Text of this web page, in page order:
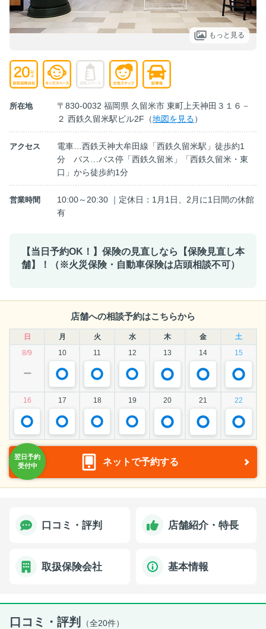
もっと見る
所在地
〒830-0032 福岡県 久留米市 東町上天神田３１６－
２ 西鉄久留米駅ビル2F（地図を見る）
アクセス
電車…西鉄天神大牟田線「西鉄久留米駅」徒歩約1
分 バス…バス停「西鉄久留米」「西鉄久留米・東
口」から徒歩約1分
営業時間
10:00～20:30 ｜定休日：1月1日、2月に1日間の休館
有
【当日予約OK！】保険の見直しなら【保険見直し本
舗】！（※火災保険・自動車保険は店頭相談不可）
店舗への相談予約はこちらから
日 月 火 水 木 金
土
8/9
10 11 12 13 14 15
ー
16 17 18 19 20 21 22
ネットで予約する
口コミ・評判 店舗紹介・特長
取扱保険会社 基本情報
口コミ・評判 （全20件）